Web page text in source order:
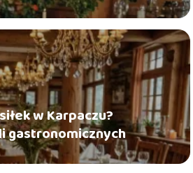
w Karpaczu?
gastronomicznych